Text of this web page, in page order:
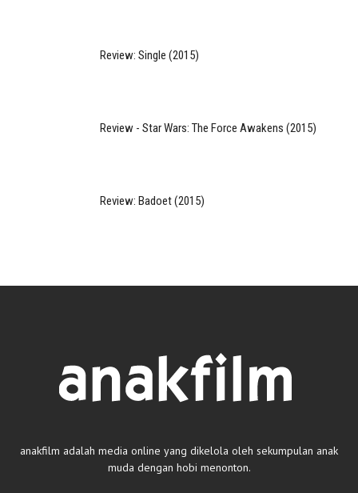
Review: Single (2015)
Review - Star Wars: The Force Awakens (2015)
Review: Badoet (2015)
anakfilm adalah media online yang dikelola oleh sekumpulan anak
muda dengan hobi menonton.